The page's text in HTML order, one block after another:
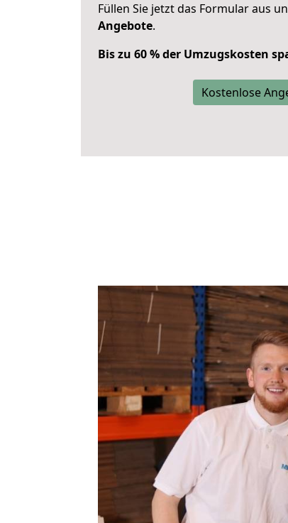
Füllen Sie jetzt das Formular aus
Angebote.
Bis zu 60 % der Umzugskosten
Kostenlose